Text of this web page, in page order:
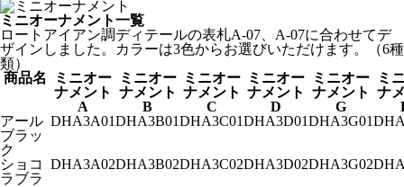
ミニオーナメント一覧
ロートアイアン調ディテールの表札A-07、A-07に合わせてデ
ザインしました。カラーは3色からお選びいただけます。（6種
類）
商品名
ミニオー
ナメント
A
ミニオー
ナメント
B
ミニオー
ナメント
C
ミニオー
ナメント
D
ミニオー
ナメント
G
ミ
ナ
アール
ブラッ
ク
DHA3A01DHA3B01DHA3C01DHA3D01DHA3G01
ショコ
ラブラ
DHA3A02DHA3B02DHA3C02DHA3D02DHA3G02